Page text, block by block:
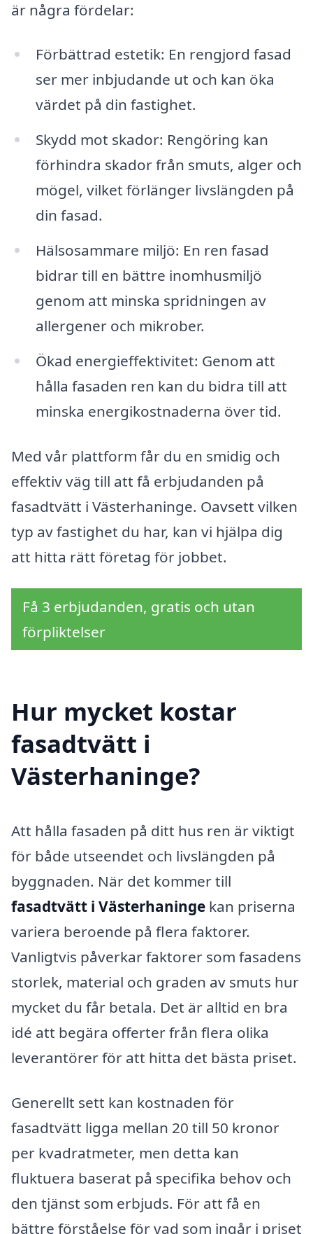
är några fördelar:
Förbättrad estetik: En rengjord fasad
ser mer inbjudande ut och kan öka
värdet på din fastighet.
Skydd mot skador: Rengöring kan
förhindra skador från smuts, alger och
mögel, vilket förlänger livslängden på
din fasad.
Hälsosammare miljö: En ren fasad
bidrar till en bättre inomhusmiljö
genom att minska spridningen av
allergener och mikrober.
Ökad energieffektivitet: Genom att
hålla fasaden ren kan du bidra till att
minska energikostnaderna över tid.
Med vår plattform får du en smidig och
effektiv väg till att få erbjudanden på
fasadtvätt i Västerhaninge. Oavsett vilken
typ av fastighet du har, kan vi hjälpa dig
att hitta rätt företag för jobbet.
Få 3 erbjudanden, gratis och utan
förpliktelser
Hur mycket kostar
fasadtvätt i
Västerhaninge?
Att hålla fasaden på ditt hus ren är viktigt
för både utseendet och livslängden på
byggnaden. När det kommer till
fasadtvätt i Västerhaninge kan priserna
variera beroende på flera faktorer.
Vanligtvis påverkar faktorer som fasadens
storlek, material och graden av smuts hur
mycket du får betala. Det är alltid en bra
idé att begära offerter från flera olika
leverantörer för att hitta det bästa priset.
Generellt sett kan kostnaden för
fasadtvätt ligga mellan 20 till 50 kronor
per kvadratmeter, men detta kan
fluktuera baserat på specifika behov och
den tjänst som erbjuds. För att få en
bättre förståelse för vad som ingår i priset